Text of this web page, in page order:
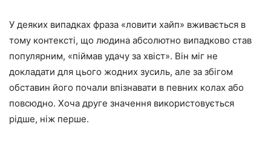
У деяких випадках фраза «ловити хайп» вживається в
тому контексті, що людина абсолютно випадково став
популярним, «піймав удачу за хвіст». Він міг не
докладати для цього жодних зусиль, але за збігом
обставин його почали впізнавати в певних колах або
повсюдно. Хоча друге значення використовується
рідше, ніж перше.